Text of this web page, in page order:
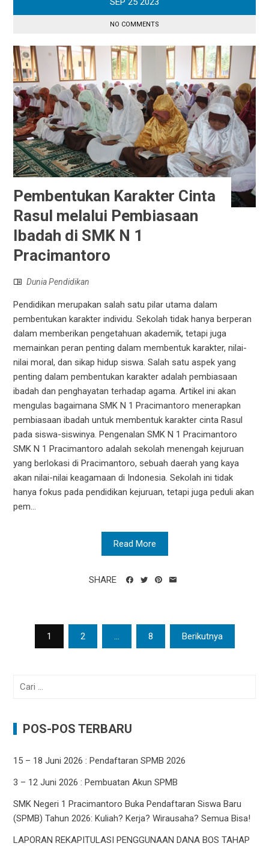
NO COMMENTS
Pembentukan Karakter Cinta
Rasul melalui Pembiasaan
Ibadah di SMK N 1
Pracimantoro
Dunia Pendidikan
Pendidikan merupakan salah satu pilar utama dalam
pembentukan karakter individu. Sekolah tidak hanya berperan
dalam memberikan pengetahuan akademik, tetapi juga
memainkan peran penting dalam membentuk karakter, nilai-
nilai moral, dan sikap hidup siswa. Salah satu aspek yang
penting dalam pembentukan karakter adalah pembiasaan
ibadah dan penghayatan terhadap agama. Artikel ini akan
mengulas bagaimana SMK N 1 Pracimantoro menerapkan
pembiasaan ibadah untuk membentuk karakter cinta Rasul
pada siswa-siswinya. Pengenalan SMK N 1 Pracimantoro
SMK N 1 Pracimantoro adalah sekolah menengah kejuruan
yang berlokasi di Pracimantoro, sebuah daerah yang kaya
akan nilai-nilai keagamaan di Indonesia. Sekolah ini tidak
hanya fokus pada pendidikan kejuruan, tetapi juga peduli akan
pem...
Read More
SHARE
Navigasi
pos
1 2 8 Berikutnya
Cari
POS-POS TERBARU
15 – 18 Juni 2026 : Pendaftaran SPMB 2026
3 – 12 Juni 2026 : Pembuatan Akun SPMB
SMK Negeri 1 Pracimantoro Buka Pendaftaran Siswa Baru
(SPMB) Tahun 2026: Kuliah? Kerja? Wirausaha? Semua Bisa!
LAPORAN REKAPITULASI PENGGUNAAN DANA BOS TAHAP